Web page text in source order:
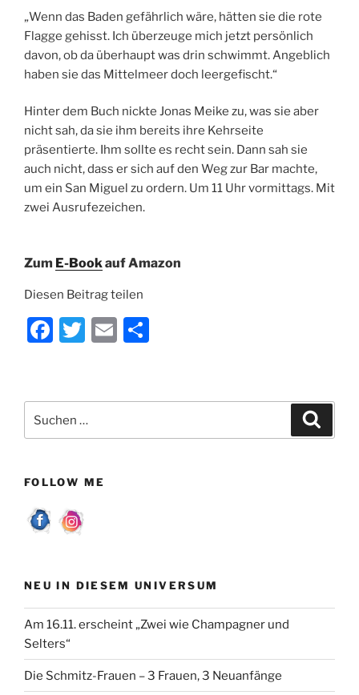
„Wenn das Baden gefährlich wäre, hätten sie die rote
Flagge gehisst. Ich überzeuge mich jetzt persönlich
davon, ob da überhaupt was drin schwimmt. Angeblich
haben sie das Mittelmeer doch leergefischt.“
Hinter dem Buch nickte Jonas Meike zu, was sie aber
nicht sah, da sie ihm bereits ihre Kehrseite
präsentierte. Ihm sollte es recht sein. Dann sah sie
auch nicht, dass er sich auf den Weg zur Bar machte,
um ein San Miguel zu ordern. Um 11 Uhr vormittags. Mit
zwei Ausrufezeichen.
Zum E-Book auf Amazon
Diesen Beitrag teilen
F
e
b
o
k
T
er
E
l
n
nach:
FOLLOW ME
NEU IN DIESEM UNIVERSUM
Am 16.11. erscheint „Zwei wie Champagner und
Selters“
Die Schmitz-Frauen – 3 Frauen, 3 Neuanfänge